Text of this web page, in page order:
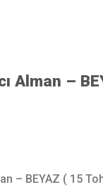
Alman –
– BEYAZ ( 15